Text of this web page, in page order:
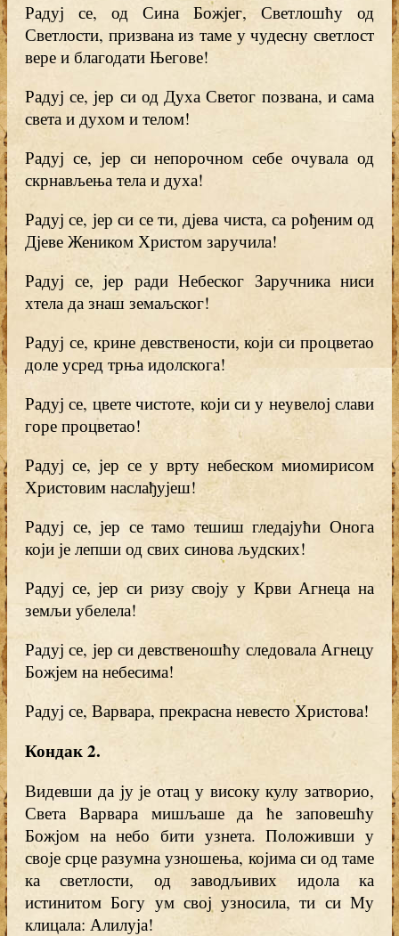
Радуј се, од Сина Божјег, Светлошћу од
Светлости, призвана из таме у чудесну светлост
вере и благодати Његове!
Радуј се, јер си од Духа Светог позвана, и сама
света и духом и телом!
Радуј се, јер си непорочном себе очувала од
скрнављења тела и духа!
Радуј се, јер си се ти, дјева чиста, са рођеним од
Дјеве Жеником Христом заручила!
Радуј се, јер ради Небеског Заручника ниси
хтела да знаш земаљског!
Радуј се, крине девствености, који си процветао
доле усред трња идолскога!
Радуј се, цвете чистоте, који си у неувелој слави
горе процветао!
Радуј се, јер се у врту небеском миомирисом
Христовим наслађујеш!
Радуј се, јер се тамо тешиш гледајући Онога
који је лепши од свих синова људских!
Радуј се, јер си ризу своју у Крви Агнеца на
земљи убелела!
Радуј се, јер си девственошћу следовала Агнецу
Божјем на небесима!
Радуј се, Варвара, прекрасна невесто Христова!
Кондак 2.
Видевши да ју је отац у високу кулу затворио,
Света Варвара мишљаше да ће заповешћу
Божјом на небо бити узнета. Положивши у
своје срце разумна узношења, којима си од таме
ка светлости, од заводљивих идола ка
истинитом Богу ум свој узносила, ти си Му
клицала: Алилуја!